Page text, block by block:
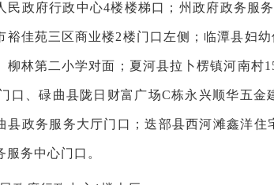
民政府行政中心4楼楼梯口；州政府政务服
裕佳苑三区商业楼2楼门口左侧；临潭县妇
柳林第二小学对面；夏河县拉卜楞镇河南村
口、碌曲县陇日财富广场C栋永兴顺华五
县政务服务大厅门口；迭部县西河滩鑫洋
服务中心门口。